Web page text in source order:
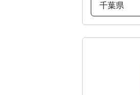
千葉県